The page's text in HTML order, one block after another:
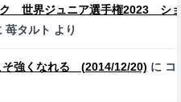
ク 世界ジュニア選手権2023 シ
苺タルト より
強くなれる (2014/12/20) に コ